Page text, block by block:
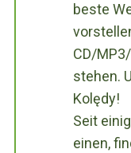
beste
CD/
stehen.
Kolędy!
Seit
einen,